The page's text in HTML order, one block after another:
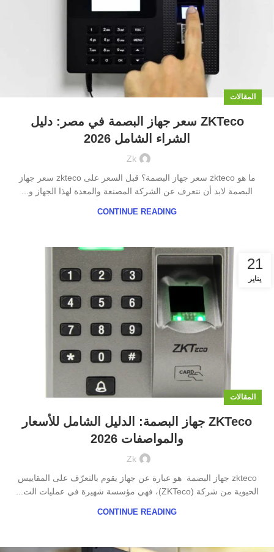
المقالات
ZKTeco سعر جهاز البصمة في مصر: دليل
الشراء الشامل 2026
Zk
ما هو zkteco سعر جهاز البصمة؟ قبل السعر على zkteco سعر جهاز
البصمة لابد أن نتعرف عن الشركة المصنعة والمعدة لهذا الجهاز و...
CONTINUE READING
21
يناير
المقالات
ZKTeco جهاز البصمة: الدليل الشامل للأسعار
والمواصفات 2026
Zk
zkteco جهاز البصمة هو عبارة عن جهاز يقوم بالتعرّف على المقاييس
الحيوية من شركة (ZKTeco)، فهي مؤسسة شهيرة في عمليات الت...
CONTINUE READING